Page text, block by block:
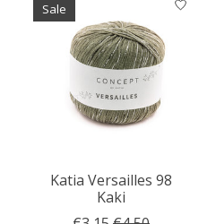
Sale
Katia Versailles 98
Kaki